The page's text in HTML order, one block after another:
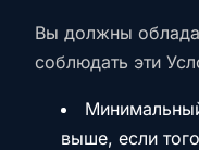
Вы должны
соблюдать эти
выше, если